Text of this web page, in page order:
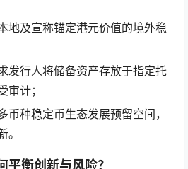
地及宣称锚定港元价值的境外稳
发行人将储备资产存放于指定托
审计；
币种稳定币生态发展预留空间，
平衡创新与风险？